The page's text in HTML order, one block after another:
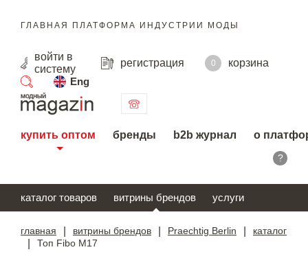
ГЛАВНАЯ ПЛАТФОРМА ИНДУСТРИИ МОДЫ
войти в
систему
регистрация 0
корзина
Eng
поиск
купить оптом бренды b2b журнал о
?
каталог товаров витрины брендов услуги
главная витрины брендов Praechtig Berlin каталог
Топ Fibo M17